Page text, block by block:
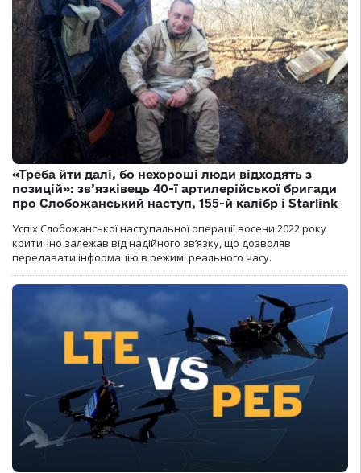
«Треба йти далі, бо нехороші люди відходять з
позицій»: зв’язківець 40-ї артилерійської бригади
про Слобожанський наступ, 155-й калібр і Starlink
Успіх Слобожанської наступальної операції восени 2022 року
критично залежав від надійного зв’язку, що дозволяв
передавати інформацію в режимі реального часу.